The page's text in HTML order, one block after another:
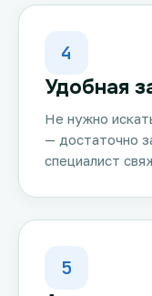
4
Удобная
Не нужно
— достаточно
специалист
5